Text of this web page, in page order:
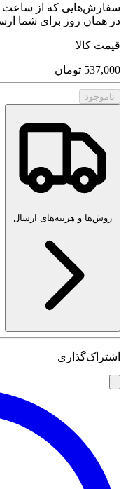
در همان روز برای شما
قیمت کالا
537,000 تومان
ناموجود
روش‌ها و هزینه‌های ارسال
اشتراک‌گذاری